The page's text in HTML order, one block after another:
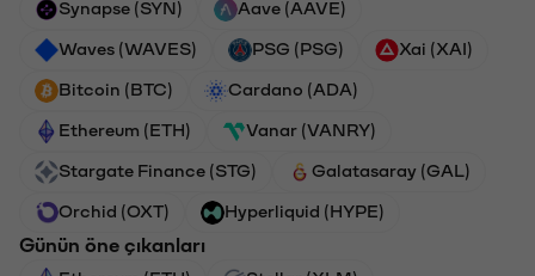
Synapse (SYN) Aave (AAVE)
Waves (WAVES) PSG (PSG) Xai (XAI)
Bitcoin (BTC) Cardano (ADA)
Ethereum (ETH) Vanar (VANRY)
Stargate Finance (STG) Galatasaray (GAL)
Orchid (OXT) Hyperliquid (HYPE)
Günün öne çıkanları